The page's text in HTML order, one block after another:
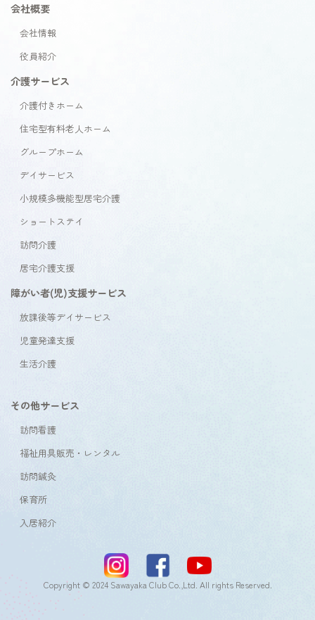
会社概要
会社情報
役員紹介
介護サービス
介護付きホーム
住宅型有料老人ホーム
グループホーム
デイサービス
小規模多機能型居宅介護
ショートステイ
訪問介護
居宅介護支援
障がい者(児)支援サービス
放課後等デイサービス
児童発達支援
生活介護
その他サービス
訪問看護
福祉用具販売・レンタル
訪問鍼灸
保育所
入居紹介
Copyright © 2024 Sawayaka Club Co.,Ltd. All rights Reserved.